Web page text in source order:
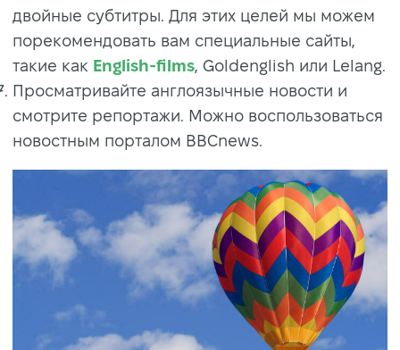
двойные субтитры. Для этих целей мы можем
порекомендовать вам специальные сайты,
такие как English-films , Goldenglish или Lelang.
Просматривайте англоязычные новости и
смотрите репортажи. Можно воспользоваться
новостным порталом BBCnews.